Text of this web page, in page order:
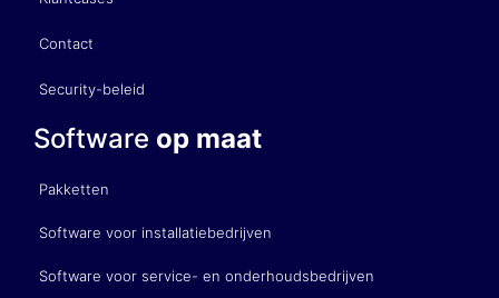
Contact
Security-beleid
Software op maat
Pakketten
Software voor installatiebedrijven
Software voor service- en onderhoudsbedrijven